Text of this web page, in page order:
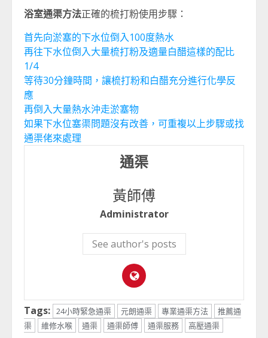
浴室通渠方法正確的梳打粉使用步驟：
首先向淤塞的下水位倒入100度熱水
再往下水位倒入大量梳打粉及適量白醋這樣的配比
1/4
等待30分鐘時間，讓梳打粉和白醋充分進行化學反
應
再倒入大量熱水沖走淤塞物
如果下水位塞渠問題沒有改善，可重複以上步驟或找
通渠佬來處理
通渠
黃師傅
Administrator
See author's posts
Tags: 24小時緊急通渠 元朗通渠 專業通渠方法
推薦通
渠
維修水喉 通渠 通渠師傅 通渠服務 高壓通渠